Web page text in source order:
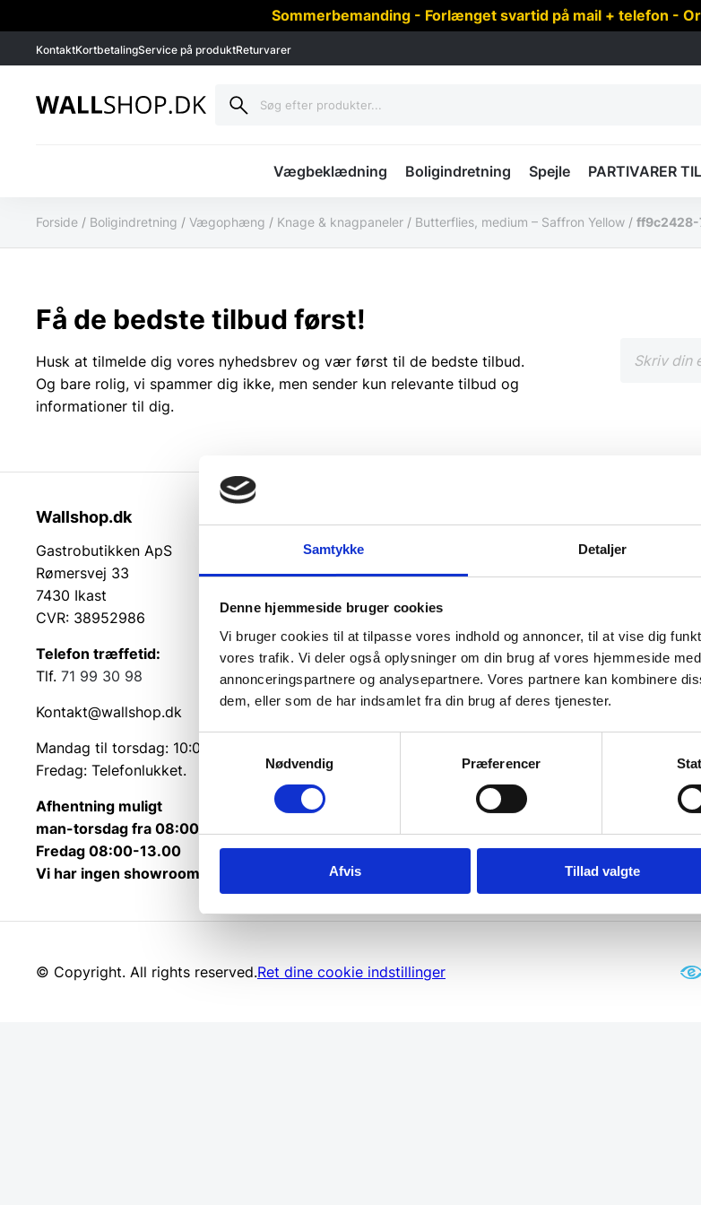
Samtykke Detaljer
Denne hjemmeside bruger cookies
Vi bruger cookies til at tilpasse vores indhold og annoncer, til at vise dig
vores trafik. Vi deler også oplysninger om din brug af vores hjemmeside
annonceringspartnere og analysepartnere. Vores partnere kan kombinere
dem, eller som de har indsamlet fra din brug af deres tjenester.
Samtykkevalg
Nødvendig
Præferencer
Afvis Tillad valgte
Sommerbemanding - Forlænget svartid på mail + telefon -
KontaktKortbetalingService på produktReturvarer
Vægbeklædning Boligindretning Spejle PARTIVARER
Forside / Boligindretning / Vægophæng / Knage & knagpaneler / Butterflies, medium – Saffron Yellow / ff9c2428-
Få de bedste tilbud først!
Husk at tilmelde dig vores nyhedsbrev og vær først til de bedste tilbud.
Og bare rolig, vi spammer dig ikke, men sender kun relevante tilbud og
informationer til dig.
Wallshop.dk
Gastrobutikken ApS
Rømersvej 33
7430 Ikast
CVR: 38952986
Telefon træffetid:
Tlf. 71 99 30 98
Kontakt@wallshop.dk
Mandag til torsdag: 10:00 – 14:00.
Fredag: Telefonlukket.
Afhentning muligt
man-torsdag fra 08:00-16:00.
Fredag 08:00-13.00
Vi har ingen showroom.
Kundeservice
Kontakt
Returvarer
Betingelser og garanti
Cookie info
Forside
© Copyright. All rights reserved.Ret dine cookie indstillinger